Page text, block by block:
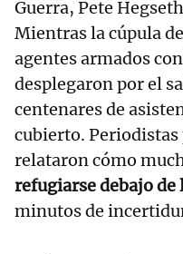
Guerra, Pete
Mientras la cúpula
agentes armados con
desplegaron por el
centenares de
cubierto. Periodistas
relataron cómo
refugiarse debajo de
minutos de